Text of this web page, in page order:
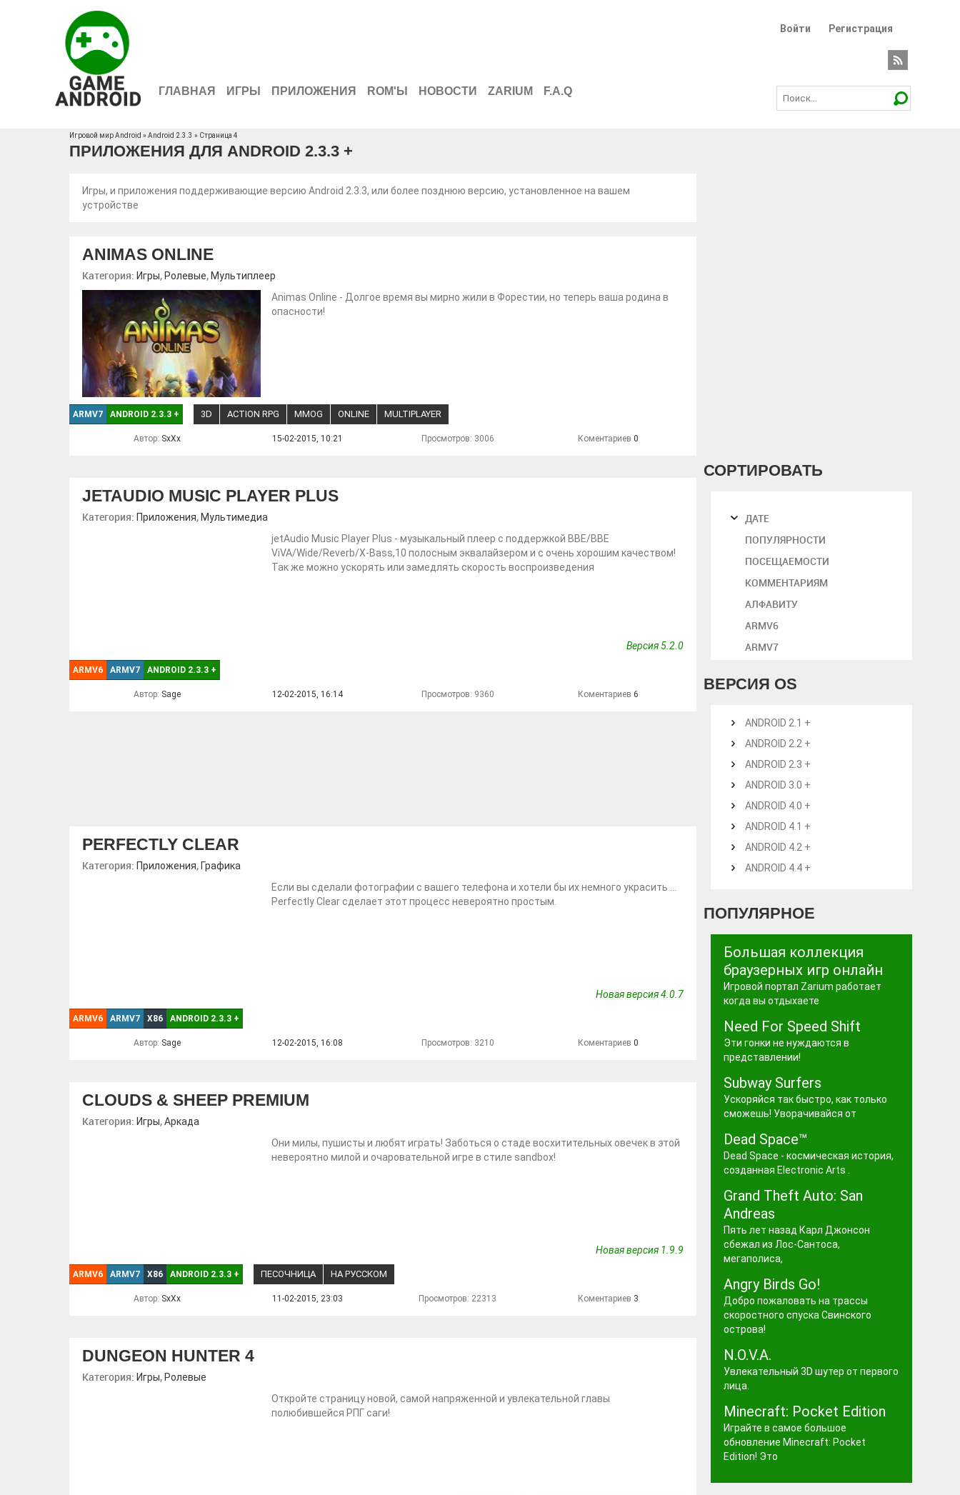
Войти Регистрация
ГЛАВНАЯ ИГРЫ ПРИЛОЖЕНИЯ ROM'Ы НОВОСТИ ZARIUM F.A.Q
Игровой мир Android » Android 2.3.3 » Страница 4
ПРИЛОЖЕНИЯ ДЛЯ ANDROID 2.3.3 +
Игры, и приложения поддерживающие версию Android 2.3.3, или более позднюю версию, установленное на вашем
устройстве
ANIMAS ONLINE
Категория: Игры, Ролевые, Мультиплеер
Animas Online - Долгое время вы мирно жили в Форестии, но теперь ваша родина в
опасности!
ARMV7 ANDROID 2.3.3 + 3D ACTION RPG MMOG ONLINE MULTIPLAYER
Автор: SxXx 15-02-2015, 10:21 Просмотров: 3006 Коментариев 0
JETAUDIO MUSIC PLAYER PLUS
Категория: Приложения, Мультимедиа
jetAudio Music Player Plus - музыкальный плеер с поддержкой BBE/BBE
ViVA/Wide/Reverb/X-Bass,10 полосным эквалайзером и с очень хорошим качеством!
Так же можно ускорять или замедлять скорость воспроизведения
Версия 5.2.0
ARMV6 ARMV7 ANDROID 2.3.3 +
Автор: Sage 12-02-2015, 16:14 Просмотров: 9360 Коментариев 6
PERFECTLY CLEAR
Категория: Приложения, Графика
Если вы сделали фотографии с вашего телефона и хотели бы их немного украсить ...
Perfectly Clear сделает этот процесс невероятно простым.
Новая версия 4.0.7
ARMV6 ARMV7 X86 ANDROID 2.3.3 +
Автор: Sage 12-02-2015, 16:08 Просмотров: 3210 Коментариев 0
CLOUDS & SHEEP PREMIUM
Категория: Игры,Аркада
Они милы, пушисты и любят играть! Заботься о стаде восхитительных овечек в этой
невероятно милой и очаровательной игре в стиле sandbox!
Новая версия 1.9.9
ARMV6 ARMV7 X86 ANDROID 2.3.3 + ПЕСОЧНИЦА НА РУССКОМ
Автор: SxXx 11-02-2015, 23:03 Просмотров: 22313 Коментариев 3
DUNGEON HUNTER 4
Категория: Игры, Ролевые
Откройте страницу новой, самой напряженной и увлекательной главы
полюбившейся РПГ саги!
СОРТИРОВАТЬ
ДАТЕ
ПОПУЛЯРНОСТИ
ПОСЕЩАЕМОСТИ
КОММЕНТАРИЯМ
АЛФАВИТУ
ARMV6
ARMV7
ВЕРСИЯ OS
ANDROID 2.1 +
ANDROID 2.2 +
ANDROID 2.3 +
ANDROID 3.0 +
ANDROID 4.0 +
ANDROID 4.1 +
ANDROID 4.2 +
ANDROID 4.4 +
ПОПУЛЯРНОЕ
Большая коллекция
браузерных игр онлайн
Игровой портал Zarium работает
когда вы отдыхаете
Need For Speed Shift
Эти гонки не нуждаются в
представлении!
Subway Surfers
Ускоряйся так быстро, как только
сможешь! Уворачивайся от
Dead Space™
Dead Space - космическая история,
созданная Electronic Arts .
Grand Theft Auto: San
Andreas
Пять лет назад Карл Джонсон
сбежал из Лос-Сантоса,
мегаполиса,
Angry Birds Go!
Добро пожаловать на трассы
скоростного спуска Свинского
острова!
N.O.V.A.
Увлекательный 3D шутер от первого
лица.
Minecraft: Pocket Edition
Играйте в самое большое
обновление Minecraft: Pocket
Edition! Это